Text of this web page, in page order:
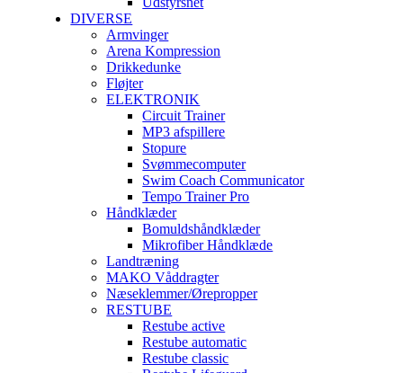
DIVERSE
Armvinger
Arena Kompression
Drikkedunke
Fløjter
ELEKTRONIK
Circuit Trainer
MP3 afspillere
Stopure
Svømmecomputer
Swim Coach Communicator
Tempo Trainer Pro
Håndklæder
Bomuldshåndklæder
Mikrofiber Håndklæde
Landtræning
MAKO Våddragter
Næseklemmer/Ørepropper
RESTUBE
Restube active
Restube automatic
Restube classic